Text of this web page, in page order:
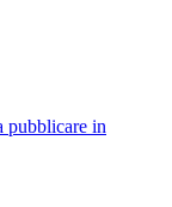
pubblicare in